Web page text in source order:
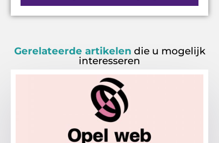
Gerelateerde artikelen die u mogelijk
interesseren